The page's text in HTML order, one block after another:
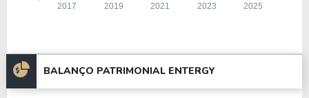
BALANÇO PATRIMONIAL ENTERGY